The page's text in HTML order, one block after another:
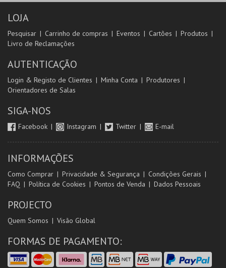
LOJA
Pesquisar Carrinho de compras Eventos Cartões
Produtos
Livro de Reclamações
AUTENTICAÇÃO
Login & Registo de Clientes Minha Conta
Produtores
Orientadores de Salas
SIGA-NOS
Facebook Instagram Twitter E-mail
INFORMAÇÕES
Como Comprar Privacidade & Segurança
Condições Gerais
FAQ
Política de Cookies Pontos de Venda Dados Pessoais
PROJECTO
Quem Somos Visão Global
FORMAS DE PAGAMENTO: